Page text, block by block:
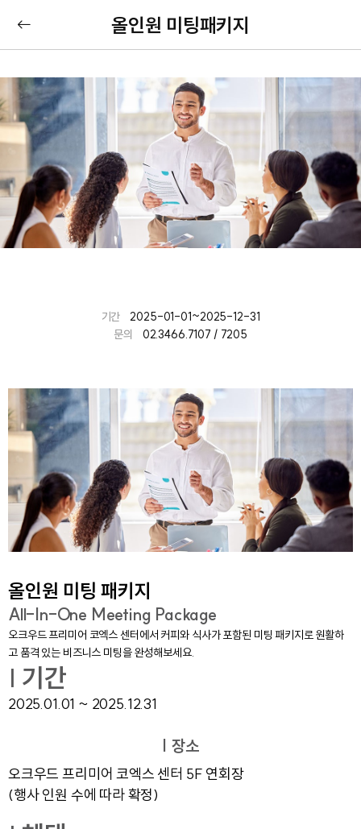
올인원 미팅패키지
기간
2025-01-01~2025-12-31
문의
02.3466.7107 / 7205
올인원 미팅 패키지
All-In-One Meeting Package
오크우드 프리미어 코엑스 센터에서 커피와 식사가 포함된 미팅 패키지로 원활하
고 품격 있는 비즈니스 미팅을 완성해보세요.
| 기간
2025.01.01 ~ 2025.12.31
| 장소
오크우드 프리미어 코엑스 센터 5F 연회장
(행사 인원 수에 따라 확정)